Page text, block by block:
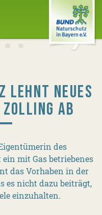
LEHNT NEUES
AB
des
mit Gas betriebenes
das Vorhaben in der
es nicht dazu beiträgt,
einzuhalten.